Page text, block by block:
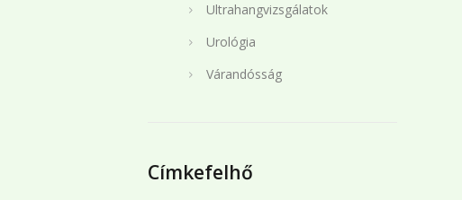
Ultrahangvizsgálatok
Urológia
Várandósság
Címkefelhő